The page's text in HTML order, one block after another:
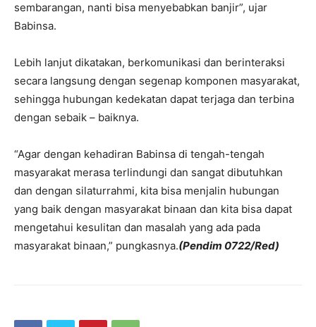
sembarangan, nanti bisa menyebabkan banjir”, ujar
Babinsa.
Lebih lanjut dikatakan, berkomunikasi dan berinteraksi
secara langsung dengan segenap komponen masyarakat,
sehingga hubungan kedekatan dapat terjaga dan terbina
dengan sebaik – baiknya.
“Agar dengan kehadiran Babinsa di tengah-tengah
masyarakat merasa terlindungi dan sangat dibutuhkan
dan dengan silaturrahmi, kita bisa menjalin hubungan
yang baik dengan masyarakat binaan dan kita bisa dapat
mengetahui kesulitan dan masalah yang ada pada
masyarakat binaan,” pungkasnya.(Pendim 0722/Red)